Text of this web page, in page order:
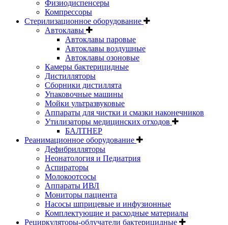
Физиодиспенсеры
Компрессоры
Стерилизационное оборудование
Автоклавы
Автоклавы паровые
Автоклавы воздушные
Автоклавы озоновые
Камеры бактерицидные
Дистилляторы
Сборники дистиллята
Упаковочные машины
Мойки ультразвуковые
Аппараты для чистки и смазки наконечников
Утилизаторы медицинских отходов
БАЛТНЕР
Реанимационное оборудование
Дефибрилляторы
Неонатология и Педиатрия
Аспираторы
Молокоотсосы
Аппараты ИВЛ
Мониторы пациента
Насосы шприцевые и инфузионные
Комплектующие и расходные материалы
Рециркуляторы-облучатели бактерицидные